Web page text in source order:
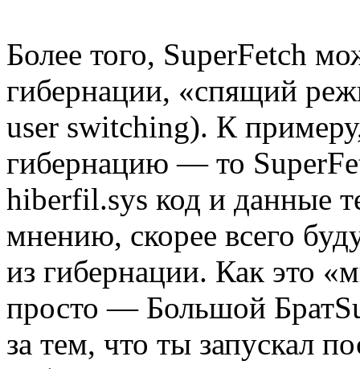
Более того, SuperFetch
гибернации, «спящий
user switching). К
гибернацию — то
hiberfil.sys код и данные
мнению, скорее всего
из гибернации. Как это
просто — Большой
за тем, что ты запускал